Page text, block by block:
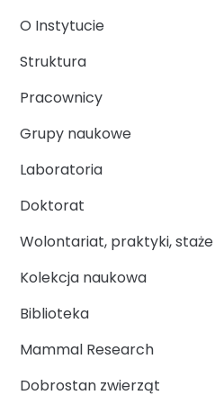
O Instytucie
Struktura
Pracownicy
Grupy naukowe
Laboratoria
Doktorat
Wolontariat, praktyki, staże
Kolekcja naukowa
Biblioteka
Mammal Research
Dobrostan zwierząt